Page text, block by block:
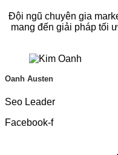
Đội ngũ chuyên gia
mang đến giải pháp tối
Oanh Austen
Seo Leader
Facebook-f